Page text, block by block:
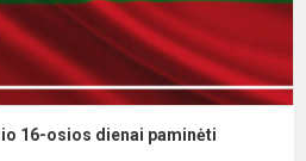
16-osios dienai paminėti